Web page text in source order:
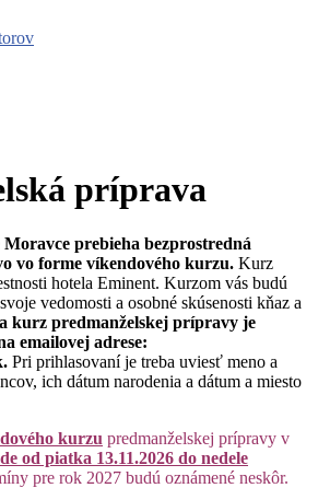
príprava
prebieha bezprostredná
vo forme víkendového kurzu. Kurz
hotela Eminent. Kurzom vás budú
vedomosti a osobné skúsenosti kňaz a
kurz predmanželskej prípravy je
emailovej adrese:
Pri prihlasovaní je treba uviesť meno a
ich dátum narodenia a dátum a miesto
kurzu predmanželskej prípravy v
od piatka 13.11.2026 do nedele
pre rok 2027 budú oznámené neskôr.